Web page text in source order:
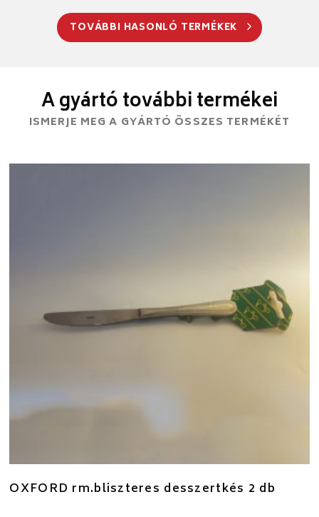
TOVÁBBI HASONLÓ TERMÉKEK
A gyártó további termékei
ISMERJE MEG A GYÁRTÓ ÖSSZES TERMÉKÉT
OXFORD rm.bliszteres desszertkés 2 db